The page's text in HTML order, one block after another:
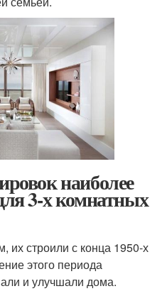
наиболее
3-х комнатных
их строили с конца 1950-х
этого периода
и улучшали дома.